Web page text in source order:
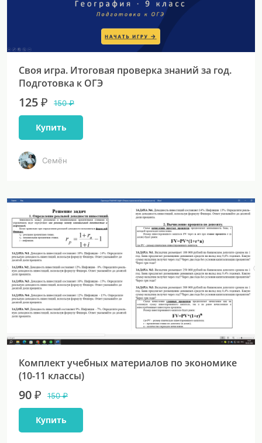
Своя игра. Итоговая проверка знаний за год.
Подготовка к ОГЭ
125 ₽ 150 ₽
Купить
Семён
Комплект учебных материалов по экономике
(10-11 классы)
90 ₽ 150 ₽
Купить